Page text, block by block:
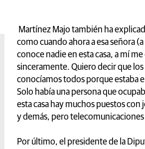
Martínez Majo también ha
como cuando ahora a esa señora
conoce nadie en esta casa, a mí me
sinceramente. Quiero decir que
conocíamos todos porque estaba
Solo había una persona que
esta casa hay muchos puestos con
y demás, pero telecomunicaciones
Por último, el presidente de la